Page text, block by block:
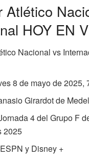
Atlético
HOY EN
Nacional vs
8 de mayo de 2025,
Girardot de
4 del Grupo F
2025
ESPN y Disney +